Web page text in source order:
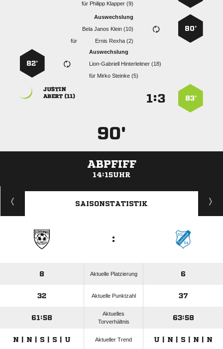
für   
80’
Auswechslung
   
für
  
Auswechslung
  
für   
82’
83’
:

 
90'
ABPFIFF
14:15UHR
ANZEIGE
SAISONSTATISTIK
:
8 Aktuelle Platzierung 6
32 Aktuelle Punktzahl 37
61:58
Aktuelles
Torverhältnis
63:58
N | N | S | S | U Aktueller Trend U | N | S | N | N